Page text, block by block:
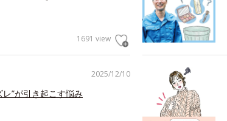
1691 view
2025/12/10
”が引き起こす悩み